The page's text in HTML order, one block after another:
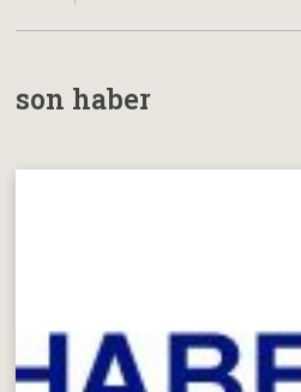
son haber